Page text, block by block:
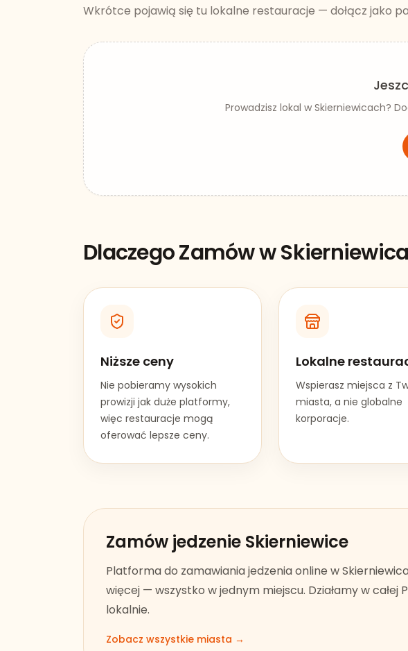
Wkrótce pojawią się tu lokalne restauracje — dołącz jako
Prowadzisz lokal w Skierniewicach?
Dlaczego Zamów w
Niższe ceny
Nie pobieramy wysokich
prowizji jak duże platformy,
więc restauracje mogą
oferować lepsze ceny.
Lokalne
Wspierasz miejsca z
miasta, a nie globalne
korporacje.
Zamów jedzenie Skierniewice
Platforma do zamawiania jedzenia online w
więcej — wszystko w jednym miejscu. Działamy w
lokalnie.
Zobacz wszystkie miasta →